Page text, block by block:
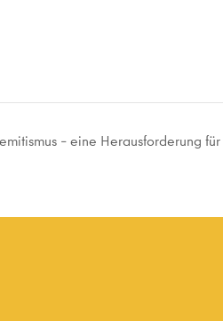
– eine Herausforderung